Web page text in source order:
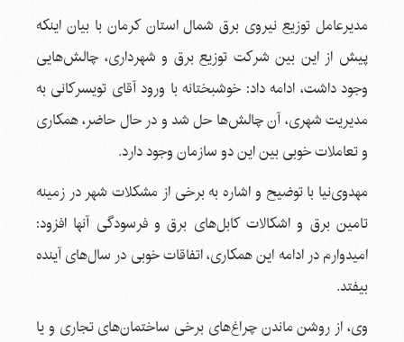
مدیرعامل توزیع نیروی برق شمال استان کرمان با بیان اینکه
پیش از این بین شرکت توزیع برق و شهرداری، چالش‌هایی
وجود داشت، ادامه داد: خوشبختانه با ورود آقای تویسرکانی به‌
مدیریت شهری، آن چالش‌ها حل شد و در حال حاضر، همکاری
و تعاملات خوبی بین این دو سازمان وجود دارد.
مهدوی‌نیا با توضیح و اشاره به برخی از مشکلات شهر در زمینه
تامین برق و اشکالات کابل‌های برق و فرسودگی آنها افزود:
امیدوارم در ادامه این همکاری، اتفاقات خوبی در سال‌های آینده
بیفتد.
وی، از روشن ماندن چراغ‌های برخی ساختمان‌های تجاری و یا